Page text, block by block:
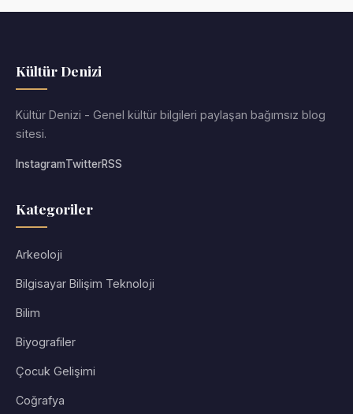
Kültür Denizi
Kültür Denizi - Genel kültür bilgileri paylaşan bağımsız blog
sitesi.
InstagramTwitterRSS
Kategoriler
Arkeoloji
Bilgisayar Bilişim Teknoloji
Bilim
Biyografiler
Çocuk Gelişimi
Coğrafya